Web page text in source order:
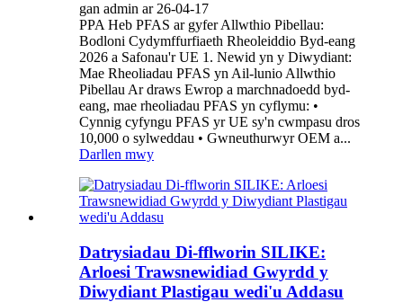
gan admin ar 26-04-17
PPA Heb PFAS ar gyfer Allwthio Pibellau:
Bodloni Cydymffurfiaeth Rheoleiddio Byd-eang
2026 a Safonau'r UE 1. Newid yn y Diwydiant:
Mae Rheoliadau PFAS yn Ail-lunio Allwthio
Pibellau Ar draws Ewrop a marchnadoedd byd-
eang, mae rheoliadau PFAS yn cyflymu: •
Cynnig cyfyngu PFAS yr UE sy'n cwmpasu dros
10,000 o sylweddau • Gwneuthurwyr OEM a...
Darllen mwy
Datrysiadau Di-fflworin SILIKE:
Arloesi Trawsnewidiad Gwyrdd y
Diwydiant Plastigau wedi'u Addasu